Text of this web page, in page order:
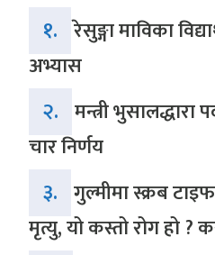
१. रेसुङ्गा माविका
अभ्यास
२. मन्त्री भुसालद्धारा
चार निर्णय
३. गुल्मीमा स्क्रब
मृत्यु, यो कस्तो रोग हो ?